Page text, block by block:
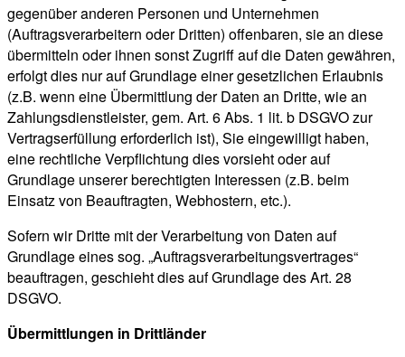
gegenüber anderen Personen und Unternehmen
(Auftragsverarbeitern oder Dritten) offenbaren, sie an diese
übermitteln oder ihnen sonst Zugriff auf die Daten gewähren,
erfolgt dies nur auf Grundlage einer gesetzlichen Erlaubnis
(z.B. wenn eine Übermittlung der Daten an Dritte, wie an
Zahlungsdienstleister, gem. Art. 6 Abs. 1 lit. b DSGVO zur
Vertragserfüllung erforderlich ist), Sie eingewilligt haben,
eine rechtliche Verpflichtung dies vorsieht oder auf
Grundlage unserer berechtigten Interessen (z.B. beim
Einsatz von Beauftragten, Webhostern, etc.).
Sofern wir Dritte mit der Verarbeitung von Daten auf
Grundlage eines sog. „Auftragsverarbeitungsvertrages“
beauftragen, geschieht dies auf Grundlage des Art. 28
DSGVO.
Übermittlungen in Drittländer